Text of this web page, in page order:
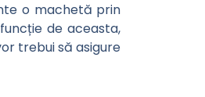
o machetă prin
de aceasta,
trebui să asigure